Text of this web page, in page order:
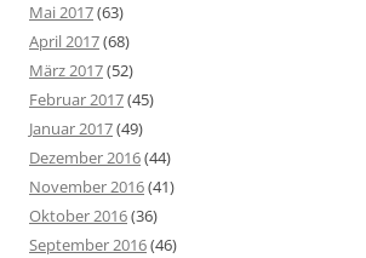
Mai 2017(63)
April 2017(68)
März 2017(52)
Februar 2017(45)
Januar 2017(49)
Dezember 2016(44)
November 2016(41)
Oktober 2016(36)
September 2016(46)